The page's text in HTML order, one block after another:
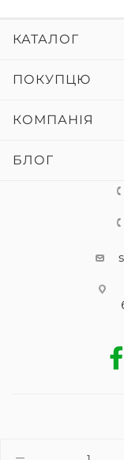
КАТАЛОГ
ПОКУПЦЮ
КОМПАНІЯ
БЛОГ